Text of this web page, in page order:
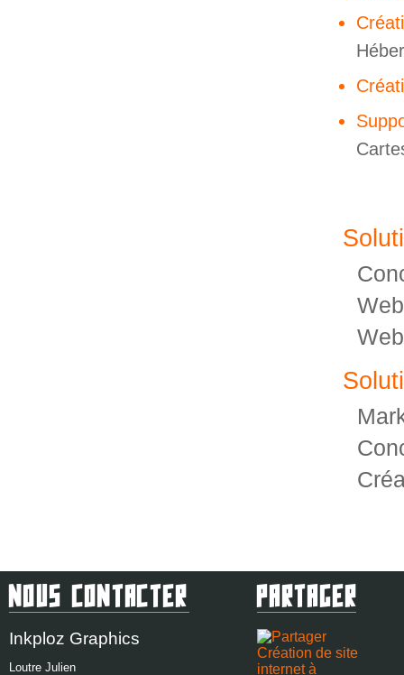
Nous Contacter
Inkploz Graphics
Loutre Julien
Partager